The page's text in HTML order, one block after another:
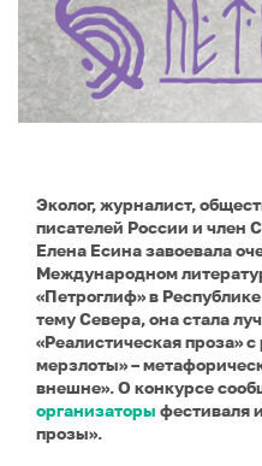
Эколог, журналист,
писателей России и член
Елена Есина завоевала
Международном
«Петроглиф» в
тему Севера, она стала
«Реалистическая проза»
мерзлоты» –
внешне». О конкурсе
организаторы фестиваля и
прозы».